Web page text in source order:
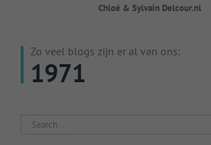
Chloé & Sylvain Delcour.nl
Zo veel blogs zijn er al van ons:
1971
Search